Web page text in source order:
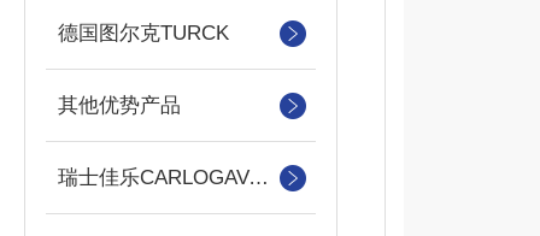
德国图尔克TURCK
其他优势产品
瑞士佳乐CARLOGAVAAZZL